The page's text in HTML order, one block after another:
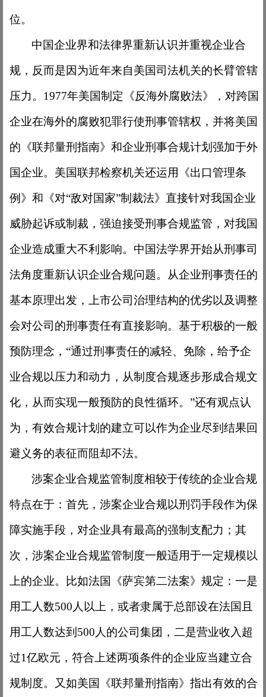
位。
中国企业界和法律界重新认识并重视企业合
规，反而是因为近年来自美国司法机关的长臂管辖
压力。 1977年美国制定《反海外腐败法》，对跨国
企业在海外的腐败犯罪行使刑事管辖权，并将美国
的《联邦量刑指南》和企业刑事合规计划强加于外
国企业。美国联邦检察机关还运用《出口管理条
例》和《对“敌对国家”制裁法》直接针对我国企业
威胁起诉或制裁，强迫接受刑事合规监管，对我国
企业造成重大不利影响。中国法学界开始从刑事司
法角度重新认识企业合规问题。从企业刑事责任的
基本原理出发，上市公司治理结构的优劣以及调整
会对公司的刑事责任有直接影响。基于积极的一般
预防理念，“通过刑事责任的减轻、免除，给予企
业合规以压力和动力，从制度合规逐步形成合规文
化，从而实现一般预防的良性循环。”还有观点认
为，有效合规计划的建立可以作为企业尽到结果回
避义务的表征而阻却不法。
涉案企业合规监管制度相较于传统的企业合规
特点在于：首先，涉案企业合规以刑罚手段作为保
障实施手段，对企业具有最高的强制支配力；其
次，涉案企业合规监管制度一般适用于一定规模以
上的企业。比如法国《萨宾第二法案》规定：一是
用工人数500人以上，或者隶属于总部设在法国且
用工人数达到500人的公司集团，二是营业收入超
过1亿欧元，符合上述两项条件的企业应当建立合
规制度。又如美国《联邦量刑指南》指出有效的合